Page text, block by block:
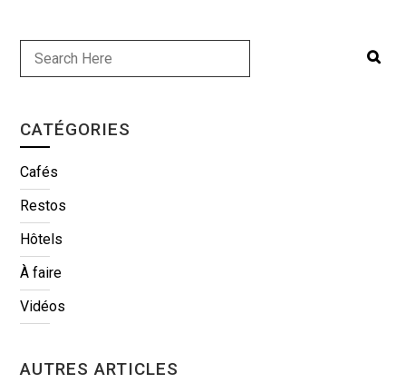
CATÉGORIES
Cafés
Restos
Hôtels
À faire
Vidéos
AUTRES ARTICLES